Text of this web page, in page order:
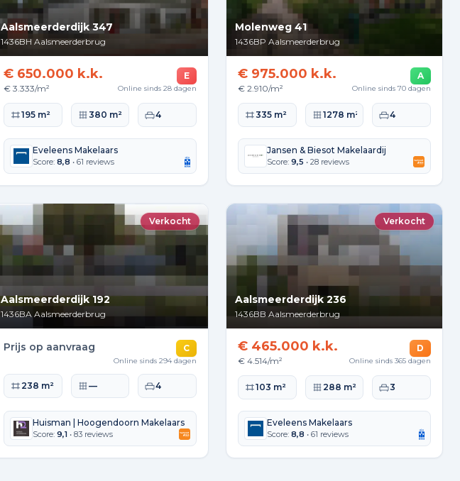
Aalsmeerderdijk 347
1436BH Aalsmeerderbrug
€ 650.000 k.k.
€ 3.333/m²
E
Online sinds 28 dagen
Woonoppervlakte
195 m² Perceeloppervlakte
380 m² Slaapkamers
4
Eveleens Makelaars
Score: 8,8 • 61 reviews
Molenweg 41
1436BP Aalsmeerderbrug
€ 975.000 k.k.
€ 2.910/m²
A
Online sinds 70 dagen
Woonoppervlakte
335 m² Perceeloppervlakte
1278 m² Slaapkamers
4
Jansen & Biesot Makelaardij
Score: 9,5 • 28 reviews
Verkocht
Aalsmeerderdijk 192
1436BA Aalsmeerderbrug
Prijs op aanvraag C
Online sinds 294 dagen
Woonoppervlakte
238 m² Perceeloppervlakte
— Slaapkamers
4
Huisman | Hoogendoorn Makelaars
Score: 9,1 • 83 reviews
Verkocht
Aalsmeerderdijk 236
1436BB Aalsmeerderbrug
€ 465.000 k.k.
€ 4.514/m²
D
Online sinds 365 dagen
Woonoppervlakte
103 m² Perceeloppervlakte
288 m² Slaapkamers
3
Eveleens Makelaars
Score: 8,8 • 61 reviews